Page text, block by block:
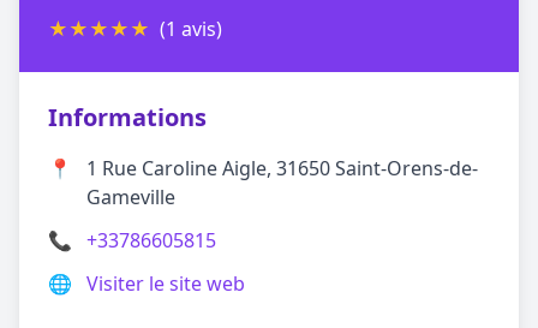
★★★★★ (1 avis)
Informations
📍
1 Rue Caroline Aigle, 31650 Saint-Orens-de-
Gameville
📞 +33786605815
🌐 Visiter le site web